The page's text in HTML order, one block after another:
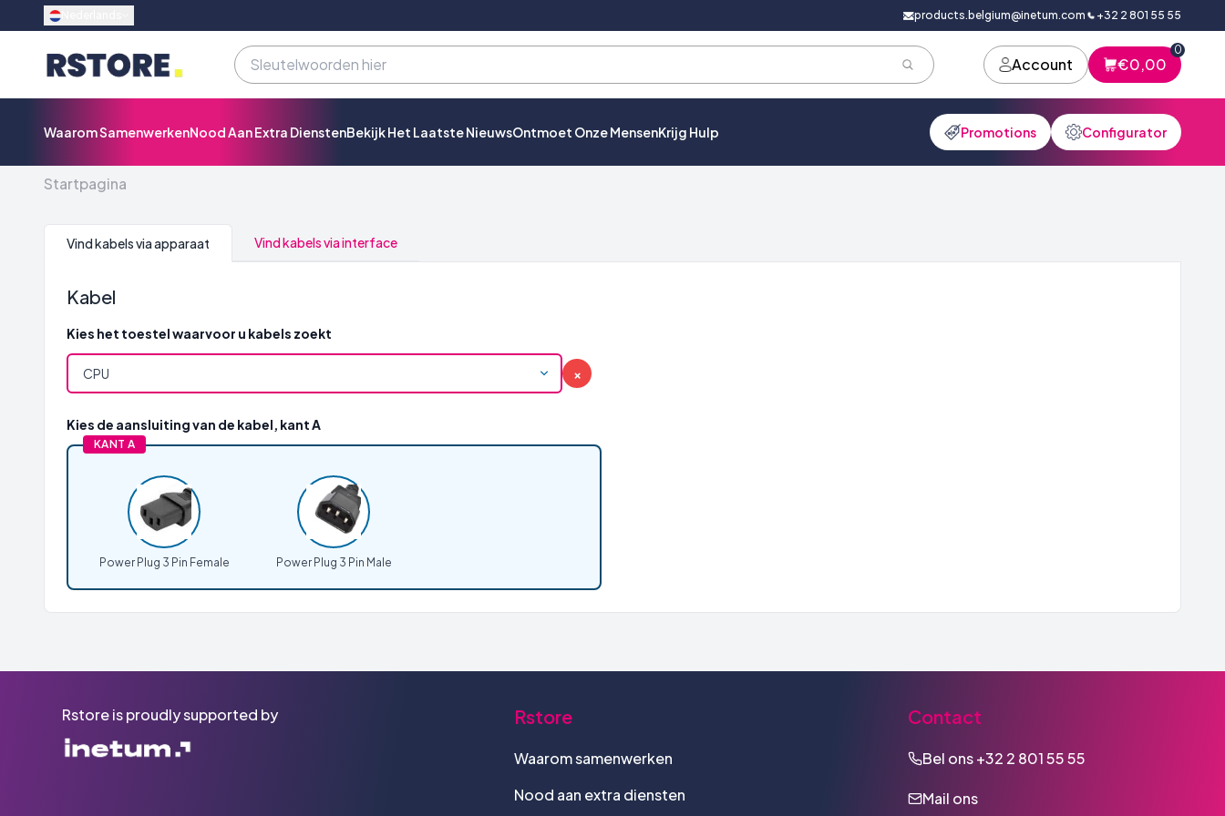
products.belgium@inetum.com +32 2 801 55 55
Account €0,00
0
Waarom SamenwerkenNood Aan Extra DienstenBekijk Het Laatste NieuwsOntmoet Onze MensenKrijg Hulp Promotions Configurator
Startpagina
Vind kabels via apparaat Vind kabels via interface
Kabel
Kies het toestel waarvoor u kabels zoekt
×
Kies de aansluiting van de kabel, kant A
KANT A
Power Plug 3 Pin Female Power Plug 3 Pin Male
Rstore is proudly supported by Rstore
Waarom samenwerken
Nood aan extra diensten
Contact
Bel ons+32 2 801 55 55
Mail ons